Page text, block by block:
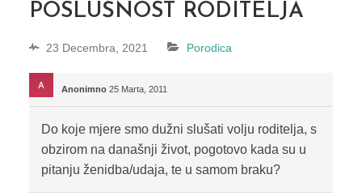
POSLUŠNOST RODITELJA
23 Decembra, 2021 Porodica
Anonimno 25 Marta, 2011
Do koje mjere smo dužni slušati volju roditelja, s
obzirom na današnji život, pogotovo kada su u
pitanju ženidba/udaja, te u samom braku?